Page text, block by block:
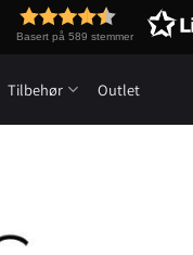
Basert på 589 stemmer
Tilbehør Outlet